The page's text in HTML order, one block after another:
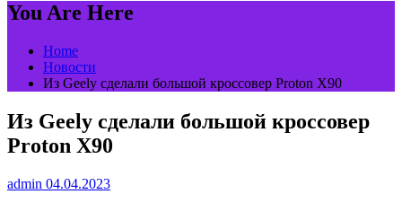
You Are Here
Home
Новости
Из Geely сделали большой кроссовер Proton X90
Из Geely сделали большой кроссовер
Proton X90
admin 04.04.2023